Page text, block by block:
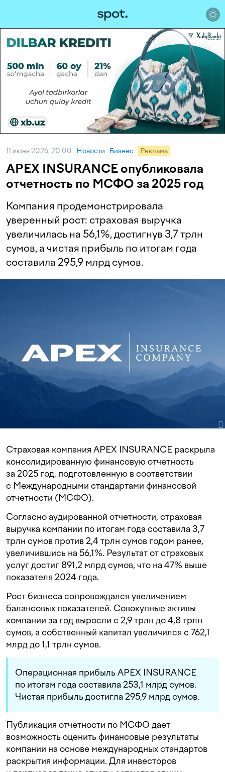
11 июня 2026, 20:00 Новости Бизнес Реклама
APEX INSURANCE опубликовала
отчетность по МСФО за 2025 год
Компания продемонстрировала
уверенный рост: страховая выручка
увеличилась на 56,1%, достигнув 3,7 трлн
сумов, а чистая прибыль по итогам года
составила 295,9 млрд сумов.
Страховая компания APEX INSURANCE раскрыла
консолидированную финансовую отчетность
за 2025 год, подготовленную в соответствии
с Международными стандартами финансовой
отчетности (МСФО).
Согласно аудированной отчетности, страховая
выручка компании по итогам года составила 3,7
трлн сумов против 2,4 трлн сумов годом ранее,
увеличившись на 56,1%. Результат от страховых
услуг достиг 891,2 млрд сумов, что на 47% выше
показателя 2024 года.
Рост бизнеса сопровождался увеличением
балансовых показателей. Совокупные активы
компании за год выросли с 2,9 трлн до 4,8 трлн
сумов, а собственный капитал увеличился с 762,1
млрд до 1,1 трлн сумов.
Операционная прибыль APEX INSURANCE
по итогам года составила 253,1 млрд сумов.
Чистая прибыль достигла 295,9 млрд сумов.
Публикация отчетности по МСФО дает
возможность оценить финансовые результаты
компании на основе международных стандартов
раскрытия информации. Для инвесторов